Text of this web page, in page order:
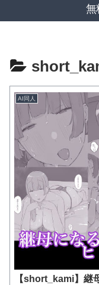
無
AI同人
【short_kami】継